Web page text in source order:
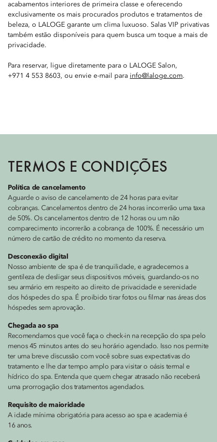
acabamentos interiores de primeira classe e oferecendo
exclusivamente os mais procurados produtos e tratamentos de
beleza, o LALOGE garante um clima luxuoso. Salas VIP privativas
também estão disponíveis para quem busca um toque a mais de
privacidade.
Para reservar, ligue diretamente para o LALOGE Salon,
+971 4 553 8603, ou envie e-mail para info@laloge.com.
TERMOS E CONDIÇÕES
Política de cancelamento
Aguarde o aviso de cancelamento de 24 horas para evitar
cobranças. Cancelamentos dentro de 24 horas incorrerão uma taxa
de 50%. Os cancelamentos dentro de 12 horas ou um não
comparecimento incorrerão a cobrança de 100%. É necessário um
número de cartão de crédito no momento da reserva.
Desconexão digital
Nosso ambiente de spa é de tranquilidade, e agradecemos a
gentileza de desligar seus dispositivos móveis, guardando-os no
seu armário em respeito ao direito de privacidade e serenidade
dos hóspedes do spa. É proibido tirar fotos ou filmar nas áreas dos
hóspedes sem aprovação.
Chegada ao spa
Recomendamos que você faça o check-in na recepção do spa pelo
menos 45 minutos antes do seu horário agendado. Isso nos permite
ter uma breve discussão com você sobre suas expectativas do
tratamento e lhe dar tempo amplo para visitar o oásis termal e
hídrico do spa. Entenda que quem chegar atrasado não receberá
uma prorrogação dos tratamentos agendados.
Requisito de maioridade
A idade mínima obrigatória para acesso ao spa e academia é
16 anos.